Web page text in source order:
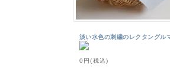
淡い水色の刺繍のレクタングル
0円(税込)